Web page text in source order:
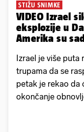
STIŽU SNIMKE
VIDEO Izrael
eksplozije u
Amerika su
Izrael je više
trupama da se
petak je rekao da
okončanje